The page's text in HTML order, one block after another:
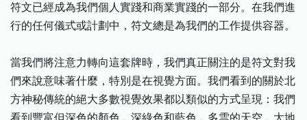
符文已經成為我們個人實踐和商業實踐的一部分。在我們進
行的任何儀式或計劃中，符文總是為我們的工作提供容器。
當我們將注意力轉向這套牌時，我們真正關注的是符文對我
們來說意味著什麼，特別是在視覺方面。我們看到的關於北
方神秘傳統的絕大多數視覺效果都以類似的方式呈現：我們
看到豐富但深色的顏色、深綠色和藍色、多雲的天空、大地